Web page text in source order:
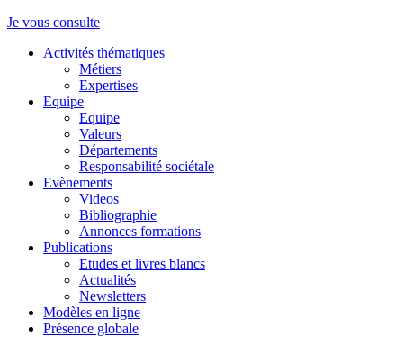
Je vous consulte
Activités thématiques
Métiers
Expertises
Equipe
Equipe
Valeurs
Départements
Responsabilité sociétale
Evènements
Videos
Bibliographie
Annonces formations
Publications
Etudes et livres blancs
Actualités
Newsletters
Modèles en ligne
Présence globale